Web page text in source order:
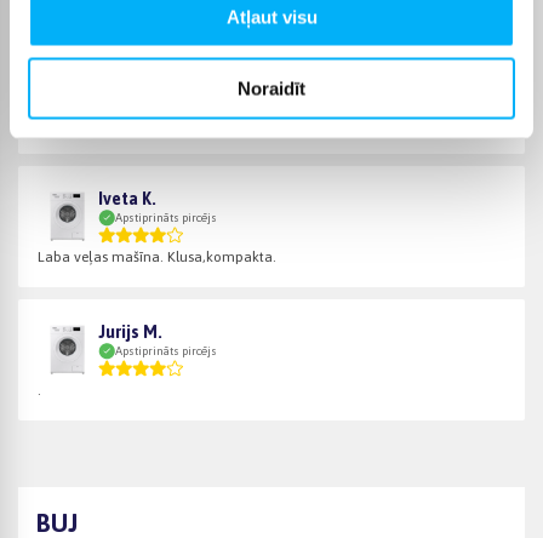
Atļaut visu
Noraidīt
Svetlana A.
Отличная машина и очень тихая.
Iveta K.
Apstiprināts pircējs
Laba veļas mašīna. Klusa,kompakta.
Jurijs M.
Apstiprināts pircējs
.
BUJ